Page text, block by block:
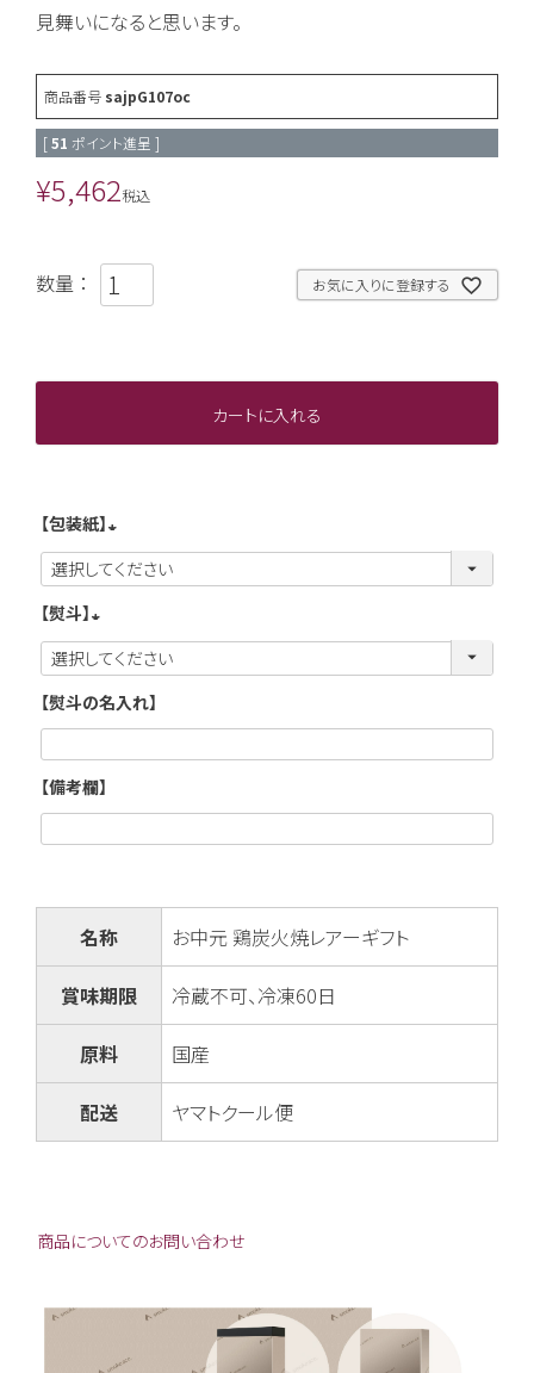
見舞いになると思います。
商品番号 sajpG107oc
[51 ポイント進呈 ]
¥5,462税込
お気に入りに登録する
カートに入れる
【包装紙】
(
須
)
【熨斗】
(
必
須
)
【熨斗の名入れ】
【備考欄】
名称 お中元 鶏炭火焼レアーギフト
賞味期限 冷蔵不可、冷凍60日
原料 国産
配送 ヤマトクール便
商品についてのお問い合わせ